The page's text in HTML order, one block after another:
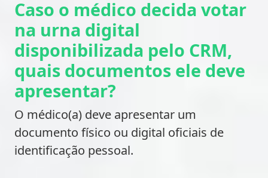
Caso o médico decida votar
na urna digital
disponibilizada pelo CRM,
quais documentos ele deve
apresentar?
O médico(a) deve apresentar um
documento físico ou digital oficiais de
identificação pessoal.